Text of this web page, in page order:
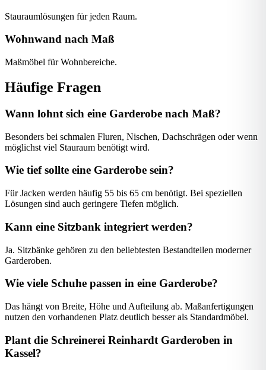
Stauraumlösungen für jeden Raum.
Wohnwand nach Maß
Maßmöbel für Wohnbereiche.
Häufige Fragen
Wann lohnt sich eine Garderobe nach Maß?
Besonders bei schmalen Fluren, Nischen, Dachschrägen oder wenn
möglichst viel Stauraum benötigt wird.
Wie tief sollte eine Garderobe sein?
Für Jacken werden häufig 55 bis 65 cm benötigt. Bei speziellen
Lösungen sind auch geringere Tiefen möglich.
Kann eine Sitzbank integriert werden?
Ja. Sitzbänke gehören zu den beliebtesten Bestandteilen moderner
Garderoben.
Wie viele Schuhe passen in eine Garderobe?
Das hängt von Breite, Höhe und Aufteilung ab. Maßanfertigungen
nutzen den vorhandenen Platz deutlich besser als Standardmöbel.
Plant die Schreinerei Reinhardt Garderoben in
Kassel?